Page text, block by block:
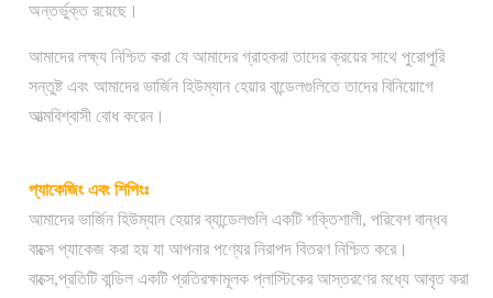
অন্তর্ভুক্ত রয়েছে।
আমাদের লক্ষ্য নিশ্চিত করা যে আমাদের গ্রাহকরা তাদের ক্রয়ের সাথে পুরোপুরি
সন্তুষ্ট এবং আমাদের ভার্জিন হিউম্যান হেয়ার বান্ডেলগুলিতে তাদের বিনিয়োগে
আত্মবিশ্বাসী বোধ করেন।
প্যাকেজিং এবং শিপিংঃ
আমাদের ভার্জিন হিউম্যান হেয়ার ব্যান্ডেলগুলি একটি শক্তিশালী, পরিবেশ বান্ধব
বাক্সে প্যাকেজ করা হয় যা আপনার পণ্যের নিরাপদ বিতরণ নিশ্চিত করে।
বাক্সে,প্রতিটি বান্ডিল একটি প্রতিরক্ষামূলক প্লাস্টিকের আস্তরণের মধ্যে আবৃত করা